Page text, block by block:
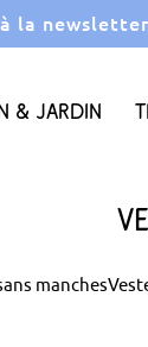
la
& Jardin
manches